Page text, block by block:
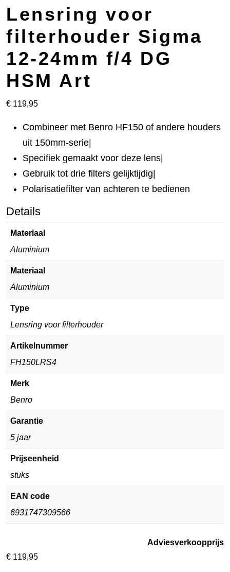
Lensring voor
filterhouder Sigma
12-24mm f/4 DG
HSM Art
€ 119,95
Combineer met Benro HF150 of andere houders
uit 150mm-serie|
Specifiek gemaakt voor deze lens|
Gebruik tot drie filters gelijktijdig|
Polarisatiefilter van achteren te bedienen
Details
Materiaal
Aluminium
Materiaal
Aluminium
Type
Lensring voor filterhouder
Artikelnummer
FH150LRS4
Merk
Benro
Garantie
5 jaar
Prijseenheid
stuks
EAN code
6931747309566
Adviesverkoopprijs
€ 119,95